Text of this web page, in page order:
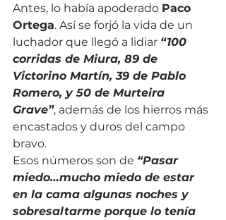
Antes, lo había apoderado Paco
Ortega. Así se forjó la vida de un
luchador que llegó a lidiar “100
corridas de Miura, 89 de
Victorino Martín, 39 de Pablo
Romero, y 50 de Murteira
Grave”, además de los hierros más
encastados y duros del campo
bravo.
Esos números son de “Pasar
miedo…mucho miedo de estar
en la cama algunas noches y
sobresaltarme porque lo tenía